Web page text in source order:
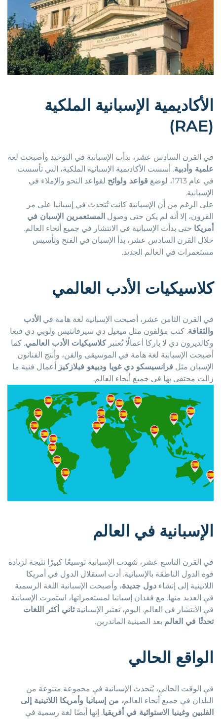
الأكاديمية الإسبانية الملكية
(RAE)
في القرن السادس عشر، بدأت الإسبانية في التوحيد وأصبحت لغة
علمية وأدبية. أسست الأكاديمية الإسبانية الملكية، التي تأسست
في عام 1713، لوضع
قواعد ولوائحلقواعد النحو والإملاء في
الإسبانية.
على الرغم من أن الإسبانية كانت تُتحدث في إسبانيا على مر
القرون، إلا أنه لم يكن حتى وصول المستعمرين الإسبان في
أمريكاحتى بدأت الإسبانية في الانتشار في جميع أنحاء العالم.
خلال القرن السادس عشر، بدأ الإسبان في الفتح وتأسيس
مستعمرات في العالم الجديد.
كلاسيكيات الأدب العالمي
في القرن الثامن عشر، أصبحت الإسبانية لغة هامة في الأدب
والثقافة. كتب مؤلفون مثل ميغيل دي سيرفانتيس ولوبي دي فيغا
وكالديرون دي لا باركا أعمالًا تُعتبر كلاسيكيات الأدب العالمي . كما
أصبحت الإسبانية لغة هامة في الموسيقى والفن، وأنتج الفنانون
الإسبان مثل فرانسيسكو دي غويا ودييغو فيلازكيزأعمال فنية ما
زالت محتفى بها في جميع أنحاء العالم.
الإسبانية في العالم
في القرن التاسع عشر، شهدت الإسبانية توسيعًا كبيرًا نتيجة لزيادة
قوة الدول الناطقة بالإسبانية. أدت استقلال الدول في أمريكا
اللاتينية إلى إنشاء دول جديدة، وأصبحت الإسبانية اللغة الرسمية
في العديد منها. مع فقدان إسبانيا لمستعمراتها، استمرت الإسبانية
في الانتشار في العالم. اليوم، تعتبر الإسبانية ثاني أكثر اللغات
تحدثًا في العالمبعد الصينية الماندرين.
الواقع الحالي
في الوقت الحالي، يُتحدث الإسبانية في مجموعة متنوعة من
البلدان في جميع أنحاء العالم، من إسبانيا وأمريكا اللاتينية إلى
الفلبين وغينيا الاستوائية في أفريقيا. إنها أيضًا لغة رسمية في